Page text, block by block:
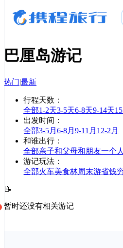
巴厘岛游记
热门|最新
行程天数 ：
全部1-2天3-5天6-8天9-14天
出发时间 ：
全部3-5月 6-8月 9-11月 12-2月
和谁出行 ：
全部亲子和父母和朋友一个人
游记玩法 ：
全部火车美食林周末游省钱
📝
暂时还没有相关游记